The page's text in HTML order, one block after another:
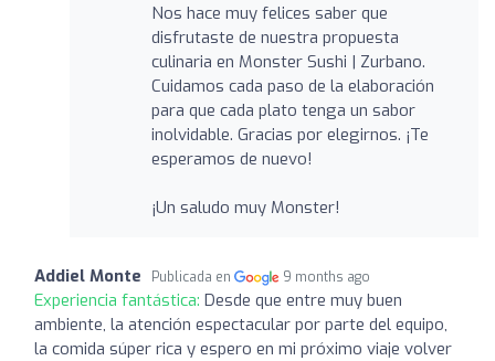
Nos hace muy felices saber que
disfrutaste de nuestra propuesta
culinaria en Monster Sushi | Zurbano.
Cuidamos cada paso de la elaboración
para que cada plato tenga un sabor
inolvidable. Gracias por elegirnos. ¡Te
esperamos de nuevo!
¡Un saludo muy Monster!
Addiel Monte Publicada en 9 months ago
Experiencia fantástica: Desde que entre muy buen
ambiente, la atención espectacular por parte del equipo,
la comida súper rica y espero en mi próximo viaje volver